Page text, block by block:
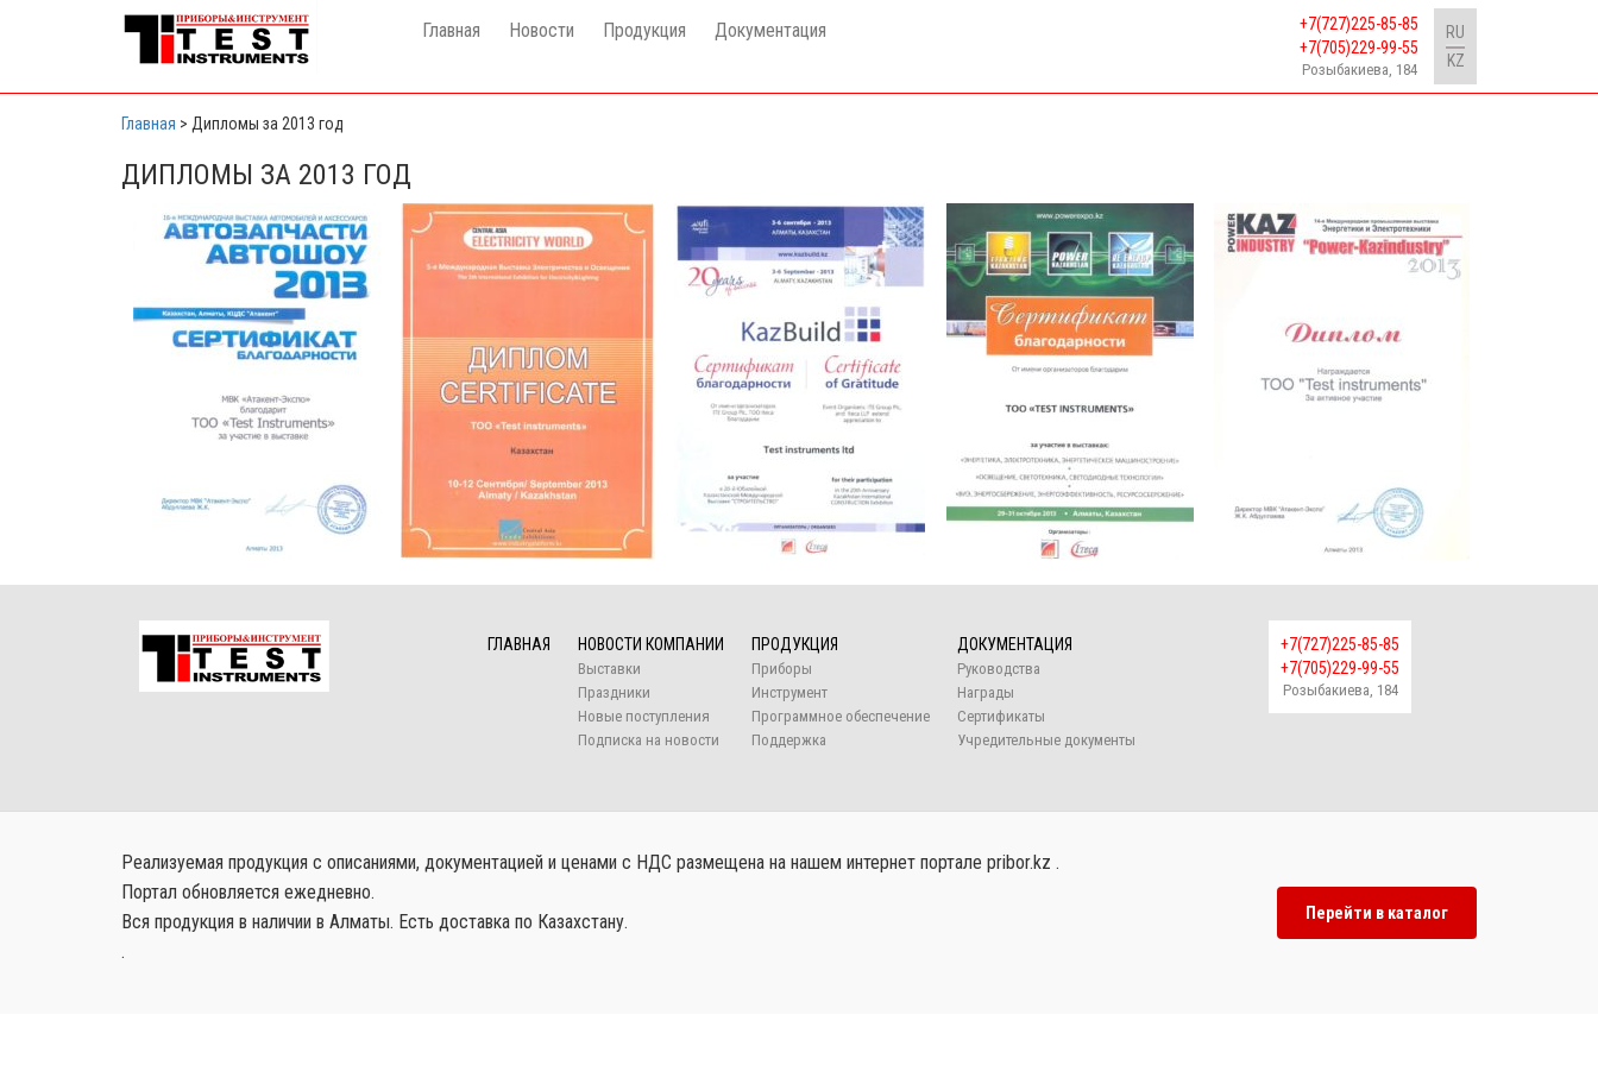
Главная Новости Продукция Документация
+7(727)225-85-85
+7(705)229-99-55
Розыбакиева, 184
RU
KZ
Главная > Дипломы за 2013 год
ДИПЛОМЫ ЗА 2013 ГОД
ГЛАВНАЯ НОВОСТИ КОМПАНИИ
Выставки
Праздники
Новые поступления
Подписка на новости
ПРОДУКЦИЯ
Приборы
Инструмент
Программное обеспечение
Поддержка
ДОКУМЕНТАЦИЯ
Руководства
Награды
Сертификаты
Учредительные документы
+7(727)225-85-85
+7(705)229-99-55
Розыбакиева, 184
Реализуемая продукция с описаниями, документацией и ценами с НДС размещена на нашем интернет портале pribor.kz .
Портал обновляется ежедневно.
Вся продукция в наличии в Алматы. Есть доставка по Казахстану.
.
Перейти в каталог